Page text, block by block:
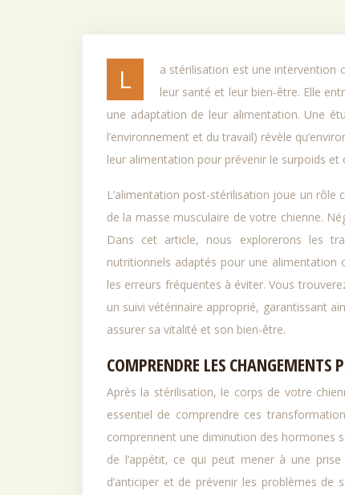
La stérilisation est une intervention chirurgicale courante chez les chiennes, offrant de nombreux avantages pour
leur santé et leur bien-être. Elle
une adaptation de leur alimentation. Une
l’environnement et du travail) révèle
leur alimentation pour prévenir le surpoids et
L’alimentation post-stérilisation joue un rôle
de la masse musculaire de votre chienne.
Dans cet article, nous explorerons les
nutritionnels adaptés pour une
les erreurs fréquentes à éviter. Vous
un suivi vétérinaire approprié, garantissant
assurer sa vitalité et son bien-être.
COMPRENDRE LES
Après la stérilisation, le corps de votre
essentiel de comprendre ces
comprennent une diminution des hormones
de l’appétit, ce qui peut mener à une
d’anticiper et de prévenir les problèmes